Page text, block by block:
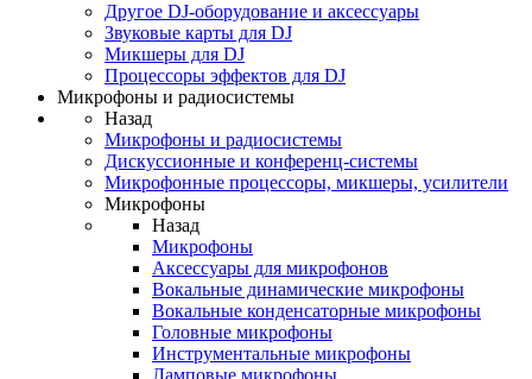
Другое DJ-оборудование и аксессуары
Звуковые карты для DJ
Микшеры для DJ
Процессоры эффектов для DJ
Микрофоны и радиосистемы
Назад
Микрофоны и радиосистемы
Дискуссионные и конференц-системы
Микрофонные процессоры, микшеры, усилители
Микрофоны
Назад
Микрофоны
Аксессуары для микрофонов
Вокальные динамические микрофоны
Вокальные конденсаторные микрофоны
Головные микрофоны
Инструментальные микрофоны
Ламповые микрофоны